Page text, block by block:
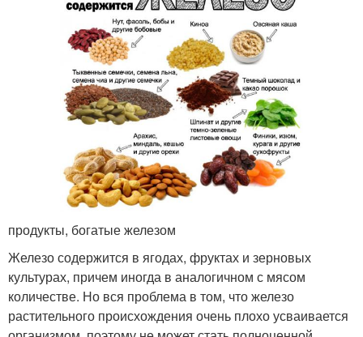
продукты, богатые железом
Железо содержится в ягодах, фруктах и зерновых
культурах, причем иногда в аналогичном с мясом
количестве. Но вся проблема в том, что железо
растительного происхождения очень плохо усваивается